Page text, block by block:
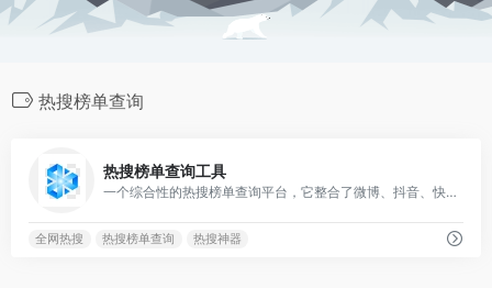
热搜榜单查询
热搜榜单查询工具
一个综合性的热搜榜单查询平台，它整合了微博、抖音、快手、百度等超过20个流行平台的热搜数据。
全网热搜 热搜榜单查询 热搜神器